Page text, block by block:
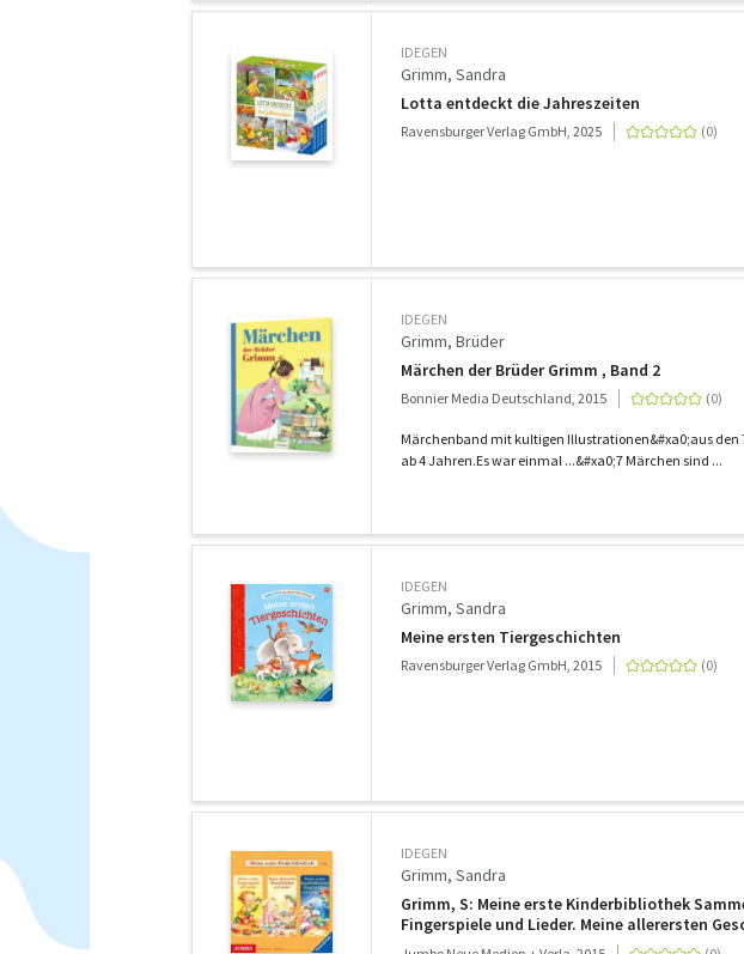
IDEGEN
Grimm, Sandra
Lotta entdeckt die Jahreszeiten
Ravensburger Verlag GmbH, 2025
IDEGEN
Grimm, Brüder
Märchen der Brüder Grimm , Band 2
Bonnier Media Deutschland, 2015
Märchenband mit kultigen Illustrationen&#xa0;aus den
ab 4 Jahren.Es war einmal ...&#xa0;7 Märchen sind ...
IDEGEN
Grimm, Sandra
Meine ersten Tiergeschichten
Ravensburger Verlag GmbH, 2015
IDEGEN
Grimm, Sandra
Grimm, S: Meine erste Kinderbibliothek
Fingerspiele und Lieder. Meine allerersten
ersten Sandmännchengeschichten und Lieder